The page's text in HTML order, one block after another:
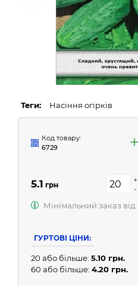
Теги: Насіння огірків
Код товару:
6729
5.1 грн
+
-
+
-
Мінімальний заказ від:
ГУРТОВІ ЦІНИ:
20 або більше: 5.10 грн.
60 або більше: 4.20 грн.